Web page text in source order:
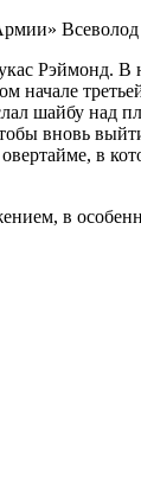
Всеволод
Рэймонд.
начале
шайбу
вновь
в